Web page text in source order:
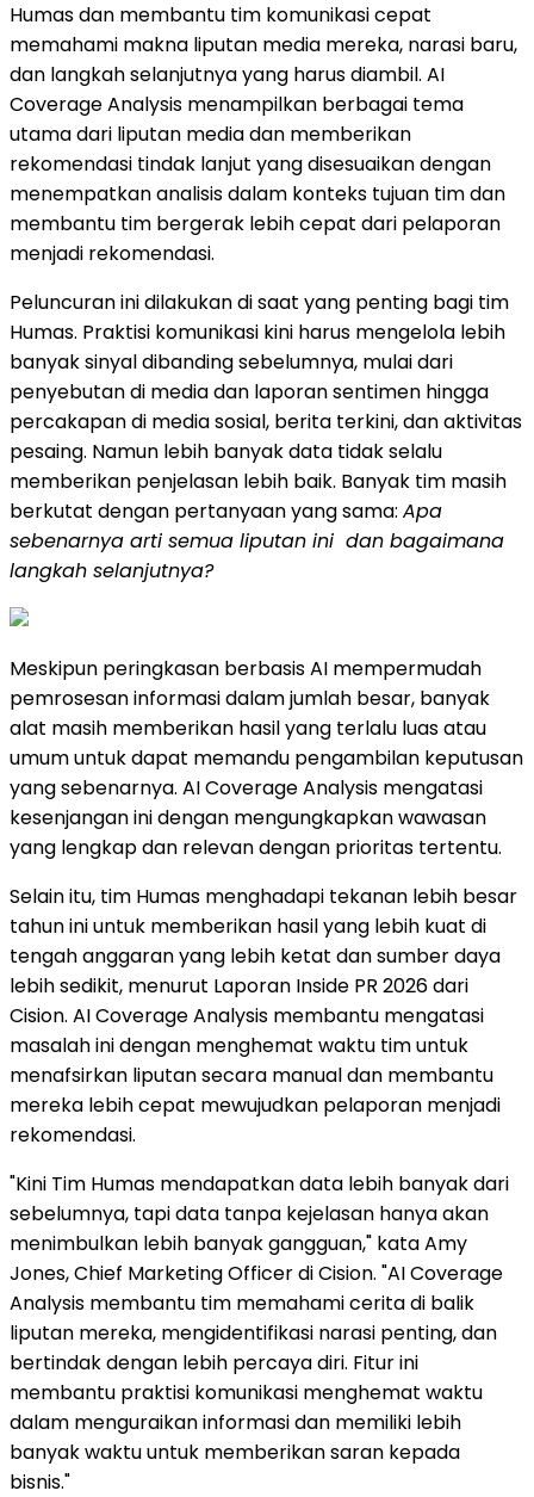
Humas dan membantu tim komunikasi cepat
memahami makna liputan media mereka, narasi baru,
dan langkah selanjutnya yang harus diambil. AI
Coverage Analysis menampilkan berbagai tema
utama dari liputan media dan memberikan
rekomendasi tindak lanjut yang disesuaikan dengan
menempatkan analisis dalam konteks tujuan tim dan
membantu tim bergerak lebih cepat dari pelaporan
menjadi rekomendasi.
Peluncuran ini dilakukan di saat yang penting bagi tim
Humas. Praktisi komunikasi kini harus mengelola lebih
banyak sinyal dibanding sebelumnya, mulai dari
penyebutan di media dan laporan sentimen hingga
percakapan di media sosial, berita terkini, dan aktivitas
pesaing. Namun lebih banyak data tidak selalu
memberikan penjelasan lebih baik. Banyak tim masih
berkutat dengan pertanyaan yang sama: Apa
sebenarnya arti semua liputan ini dan bagaimana
langkah selanjutnya?
Meskipun peringkasan berbasis AI mempermudah
pemrosesan informasi dalam jumlah besar, banyak
alat masih memberikan hasil yang terlalu luas atau
umum untuk dapat memandu pengambilan keputusan
yang sebenarnya. AI Coverage Analysis mengatasi
kesenjangan ini dengan mengungkapkan wawasan
yang lengkap dan relevan dengan prioritas tertentu.
Selain itu, tim Humas menghadapi tekanan lebih besar
tahun ini untuk memberikan hasil yang lebih kuat di
tengah anggaran yang lebih ketat dan sumber daya
lebih sedikit, menurut Laporan Inside PR 2026 dari
Cision. AI Coverage Analysis membantu mengatasi
masalah ini dengan menghemat waktu tim untuk
menafsirkan liputan secara manual dan membantu
mereka lebih cepat mewujudkan pelaporan menjadi
rekomendasi.
"Kini Tim Humas mendapatkan data lebih banyak dari
sebelumnya, tapi data tanpa kejelasan hanya akan
menimbulkan lebih banyak gangguan," kata Amy
Jones, Chief Marketing Officer di Cision. "AI Coverage
Analysis membantu tim memahami cerita di balik
liputan mereka, mengidentifikasi narasi penting, dan
bertindak dengan lebih percaya diri. Fitur ini
membantu praktisi komunikasi menghemat waktu
dalam menguraikan informasi dan memiliki lebih
banyak waktu untuk memberikan saran kepada
bisnis."